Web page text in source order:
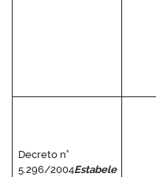
Decreto n°
5.296/2004Estabele